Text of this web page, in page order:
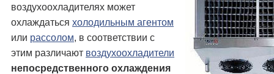
воздухоохладителях может
охлаждаться холодильным агентом
или рассолом, в соответствии с
этим различают воздухоохладители
непосредственного охлаждения